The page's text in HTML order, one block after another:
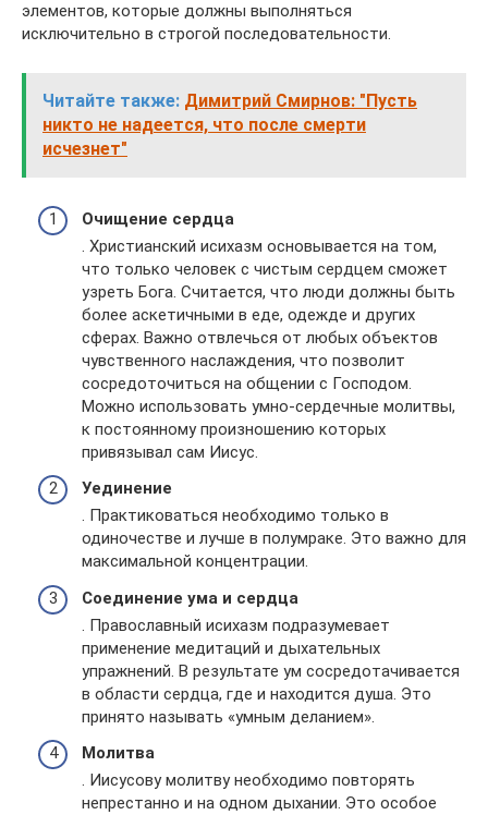
элементов, которые должны выполняться
исключительно в строгой последовательности.
Читайте также: Димитрий Смирнов: "Пусть
никто не надеется, что после смерти
исчезнет"
Очищение сердца
. Христианский исихазм основывается на том,
что только человек с чистым сердцем сможет
узреть Бога. Считается, что люди должны быть
более аскетичными в еде, одежде и других
сферах. Важно отвлечься от любых объектов
чувственного наслаждения, что позволит
сосредоточиться на общении с Господом.
Можно использовать умно-сердечные молитвы,
к постоянному произношению которых
привязывал сам Иисус.
Уединение
. Практиковаться необходимо только в
одиночестве и лучше в полумраке. Это важно для
максимальной концентрации.
Соединение ума и сердца
. Православный исихазм подразумевает
применение медитаций и дыхательных
упражнений. В результате ум сосредотачивается
в области сердца, где и находится душа. Это
принято называть «умным деланием».
Молитва
. Иисусову молитву необходимо повторять
непрестанно и на одном дыхании. Это особое